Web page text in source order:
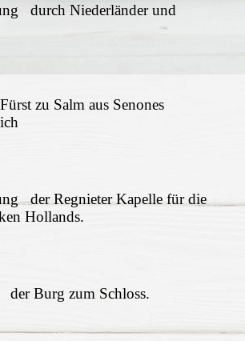
durch Niederländer und
zu Salm aus Senones
der Regnieter Kapelle für die
Hollands.
Burg zum Schloss.